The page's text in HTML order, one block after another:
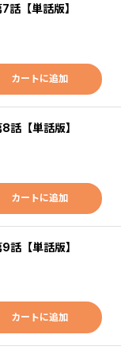
話【単話版】
カートに追加
話【単話版】
カートに追加
話【単話版】
カートに追加